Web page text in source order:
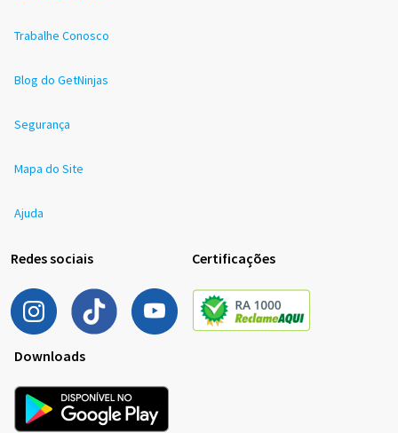
Trabalhe Conosco
Blog do GetNinjas
Segurança
Mapa do Site
Ajuda
Redes sociais Certificações
Downloads